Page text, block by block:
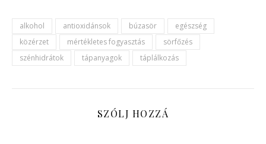
alkohol antioxidánsok búzasör
egészség
közérzet
mértékletes fogyasztás
sörfőzés
szénhidrátok
tápanyagok táplálkozás
SZÓLJ HOZZÁ